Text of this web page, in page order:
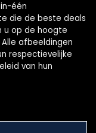
één
die de beste deals
u op de hoogte
afbeeldingen
respectievelijke
van hun